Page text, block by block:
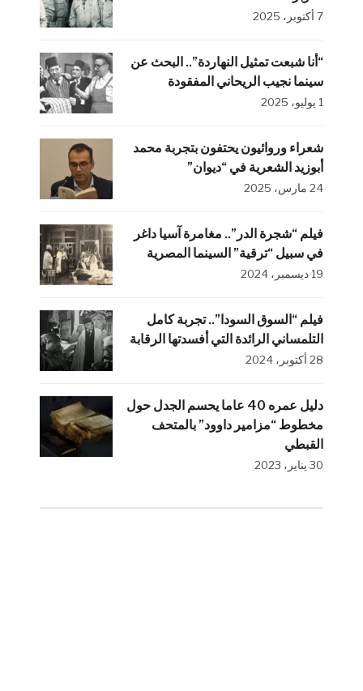
7 أكتوبر، 2025
“أنا شبعت تمثيل النهاردة”.. البحث عن
سينما نجيب الريحاني المفقودة
1 يوليو، 2025
شعراء وروائيون يحتفون بتجربة محمد
أبوزيد الشعرية في “ديوان”
24 مارس، 2025
فيلم “شجرة الدر”.. مغامرة آسيا داغر
في سبيل “ترقية” السينما المصرية
19 ديسمبر، 2024
فيلم “السوق السودا”.. تجربة كامل
التلمساني الرائدة التي أفسدتها الرقابة
28 أكتوبر، 2024
دليل عمره 40 عاما يحسم الجدل حول
مخطوط “مزامير داوود” بالمتحف
القبطي
30 يناير، 2023